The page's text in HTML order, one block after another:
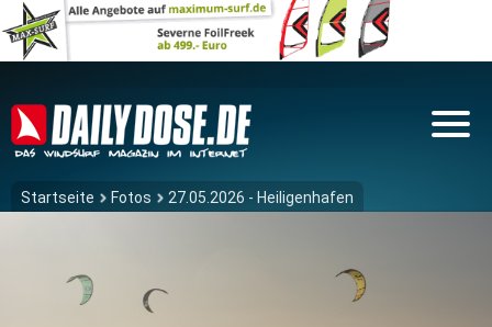
Startseite Fotos 27.05.2026 - Heiligenhafen